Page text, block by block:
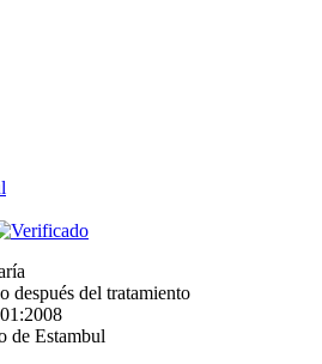
después del tratamiento
de Estambul